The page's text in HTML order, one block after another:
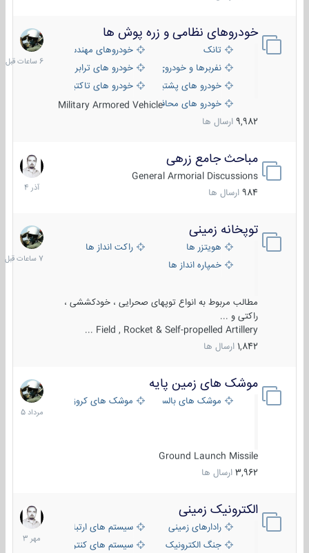
خودروهای نظامی و زره پوش ها
تانک
خودروهای مهندسی
نفربرها و خودروی های رزمی پیاده نظام
خودرو های ترابری نظامی
خودرو های پشتیبانی آتش ، شناسایی و ضد تانک
خودرو های تاکتیکی نظامی
خودرو های محافظت شدهMilitary Armored Vehicle
9,982 ارسال ها
6
ساعات
قبل
مباحث جامع زرهی
General Armorial Discussions
984 ارسال ها
7
آذر
1404
توپخانه زمینی
هویتزر ها
راکت انداز ها
خمپاره انداز ها
مطالب مربوط به انواع توپهای صحرایی ، خودکششی ،
راکتی و ...
Field , Rocket & Self-propelled Artillery ...
1,842 ارسال ها
7
ساعات
قبل
موشک های زمین پایه
موشک های بالستیک موشک های کروز
Ground Launch Missile
3,962 ارسال ها
2
مرداد
1405
الکترونیک زمینی
رادارهای زمینی
سیستم های ارتباطی و جمع آوری
جنگ الکترونیک
سیستم های کنترل آتش و تجهیزات
1
مهر
1403